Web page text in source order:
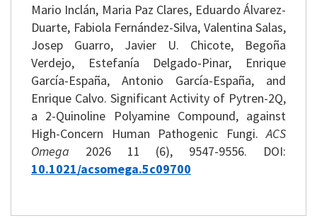
Mario Inclán, Maria Paz Clares, Eduardo Álvarez-
Duarte, Fabiola Fernández-Silva, Valentina Salas,
Josep Guarro, Javier U. Chicote, Begoña
Verdejo, Estefanía Delgado-Pinar, Enrique
García-España, Antonio García-España, and
Enrique Calvo. Significant Activity of Pytren-2Q,
a 2-Quinoline Polyamine Compound, against
High-Concern Human Pathogenic Fungi.ACS
Omega 2026 11 (6), 9547-9556. DOI:
10.1021/acsomega.5c09700